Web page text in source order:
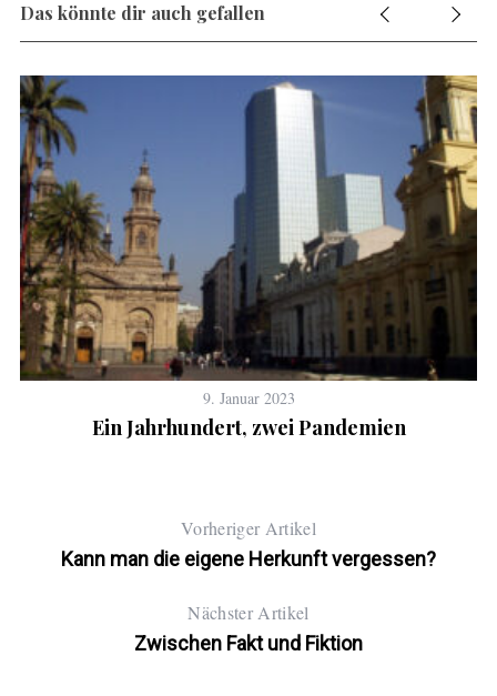
Das könnte dir auch gefallen
9. Januar 2023
Ein Jahrhundert, zwei Pandemien
Vorheriger Artikel
Kann man die eigene Herkunft vergessen?
Nächster Artikel
Zwischen Fakt und Fiktion